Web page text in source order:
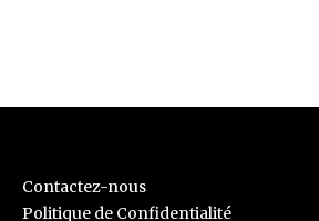
Contactez-nous
Politique de Confidentialité